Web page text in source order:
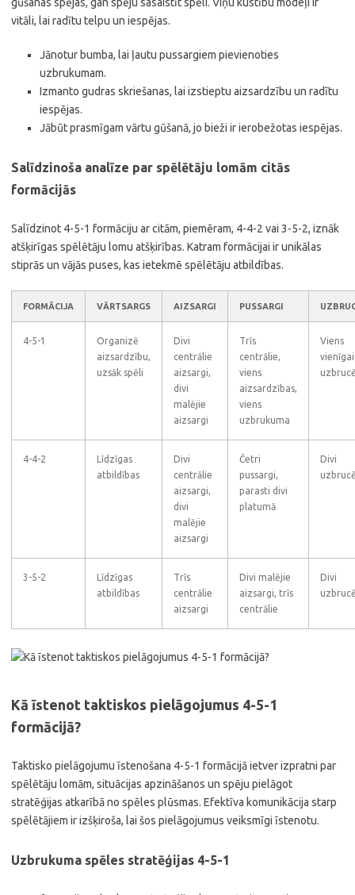
vitāli, lai radītu telpu un iespējas.
Jānotur bumba, lai ļautu pussargiem pievienoties
uzbrukumam.
Izmanto gudras skriešanas, lai izstieptu aizsardzību un radītu
iespējas.
Jābūt prasmīgam vārtu gūšanā, jo bieži ir ierobežotas iespējas.
Salīdzinoša analīze par spēlētāju lomām citās
formācijās
Salīdzinot 4-5-1 formāciju ar citām, piemēram, 4-4-2 vai 3-5-2, iznāk
atšķirīgas spēlētāju lomu atšķirības. Katram formācijai ir unikālas
stiprās un vājās puses, kas ietekmē spēlētāju atbildības.
FORMĀCIJA VĀRTSARGS AIZSARGI PUSSARGI
4-5-1
Organizē
aizsardzību,
uzsāk spēli
Divi
centrālie
aizsargi,
divi
malējie
aizsargi
Trīs
centrālie,
viens
aizsardzības,
viens
uzbrukuma
Viens
4-4-2
Līdzīgas
atbildības
Divi
centrālie
aizsargi,
divi
malējie
aizsargi
Četri
pussargi,
parasti divi
platumā
Divi
3-5-2
Līdzīgas
atbildības
Trīs
centrālie
aizsargi
Divi malējie
aizsargi, trīs
centrālie
Divi
Kā īstenot taktiskos pielāgojumus 4-5-1
formācijā?
Taktisko pielāgojumu īstenošana 4-5-1 formācijā ietver izpratni par
spēlētāju lomām, situācijas apzināšanos un spēju pielāgot
stratēģijas atkarībā no spēles plūsmas. Efektīva komunikācija starp
spēlētājiem ir izšķiroša, lai šos pielāgojumus veiksmīgi īstenotu.
Uzbrukuma spēles stratēģijas 4-5-1